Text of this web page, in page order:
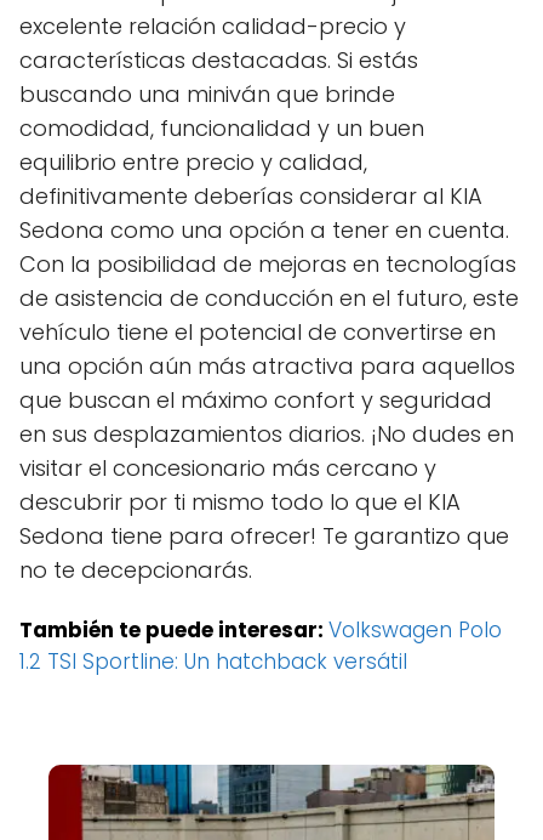
excelente relación calidad-precio y
características destacadas. Si estás
buscando una miniván que brinde
comodidad, funcionalidad y un buen
equilibrio entre precio y calidad,
definitivamente deberías considerar al KIA
Sedona como una opción a tener en cuenta.
Con la posibilidad de mejoras en tecnologías
de asistencia de conducción en el futuro, este
vehículo tiene el potencial de convertirse en
una opción aún más atractiva para aquellos
que buscan el máximo confort y seguridad
en sus desplazamientos diarios. ¡No dudes en
visitar el concesionario más cercano y
descubrir por ti mismo todo lo que el KIA
Sedona tiene para ofrecer! Te garantizo que
no te decepcionarás.
También te puede interesar: Volkswagen Polo
1.2 TSI Sportline: Un hatchback versátil